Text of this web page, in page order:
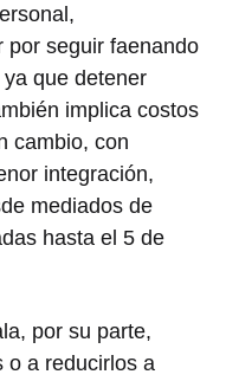
seguir faenando
que detener
implica costos
cambio, con
integración,
mediados de
hasta el 5 de
por su parte,
o a reducirlos a